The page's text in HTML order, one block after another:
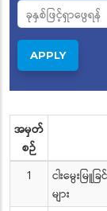
အမှတ်
စဉ်
1
ငါးမွေးမ
များ